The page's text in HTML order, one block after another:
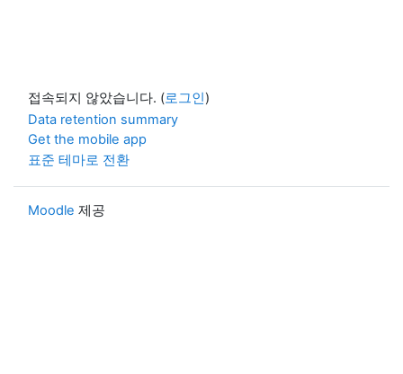
접속되지 않았습니다. (로그인)
Data retention summary
Get the mobile app
표준 테마로 전환
Moodle 제공